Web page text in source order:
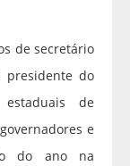
de secretário
presidente do
de
e
do ano na